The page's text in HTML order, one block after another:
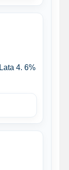
4. 6%